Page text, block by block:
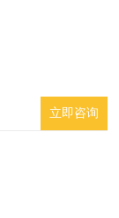
立即咨询